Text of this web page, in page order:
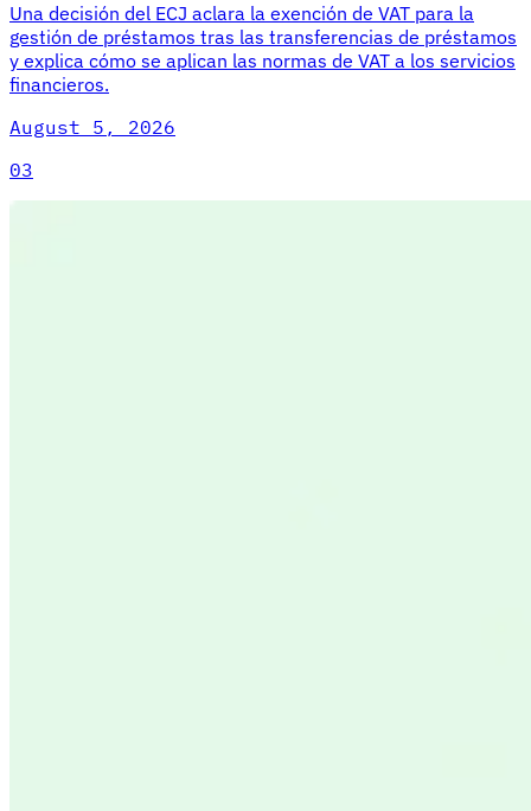
Una decisión del ECJ aclara la exención de VAT para la
gestión de préstamos tras las transferencias de préstamos
y explica cómo se aplican las normas de VAT a los servicios
financieros.
August 5, 2026
03